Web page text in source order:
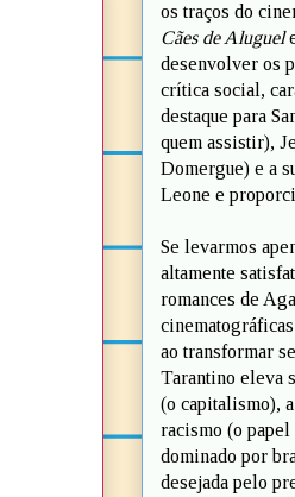
os traços do
Cães de Aluguel
desenvolver os
crítica social,
destaque para
quem assistir),
Domergue) e a
Leone e
Se levarmos
altamente
romances de
ao transformar
Tarantino eleva
(o capitalismo),
racismo (o papel
dominado por
desejada pelo